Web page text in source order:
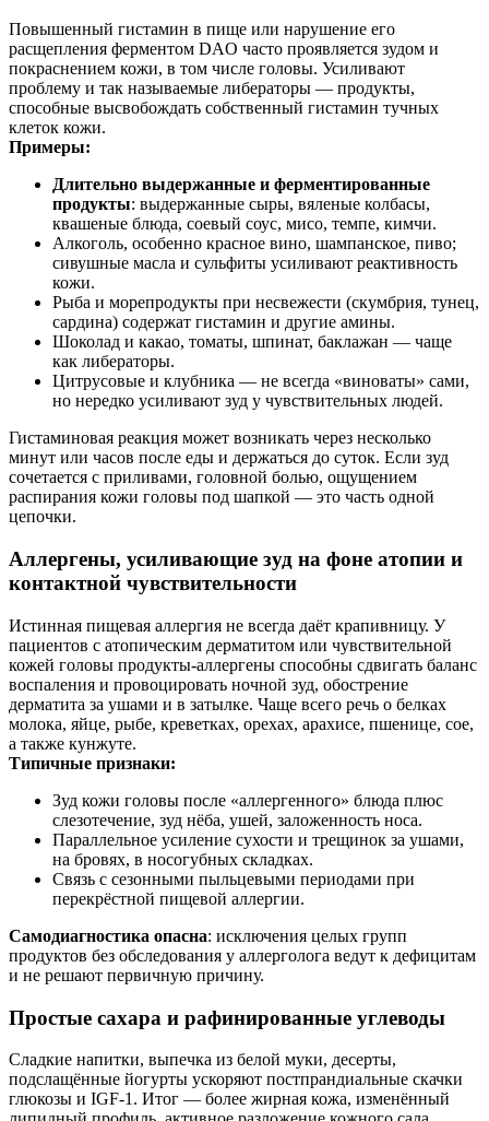
Повышенный гистамин в пище или нарушение его
расщепления ферментом DAO часто проявляется зудом и
покраснением кожи, в том числе головы. Усиливают
проблему и так называемые либераторы — продукты,
способные высвобождать собственный гистамин тучных
клеток кожи.
Примеры:
Длительно выдержанные и ферментированные
продукты: выдержанные сыры, вяленые колбасы,
квашеные блюда, соевый соус, мисо, темпе, кимчи.
Алкоголь, особенно красное вино, шампанское, пиво;
сивушные масла и сульфиты усиливают реактивность
кожи.
Рыба и морепродукты при несвежести (скумбрия, тунец,
сардина) содержат гистамин и другие амины.
Шоколад и какао, томаты, шпинат, баклажан — чаще
как либераторы.
Цитрусовые и клубника — не всегда «виноваты» сами,
но нередко усиливают зуд у чувствительных людей.
Гистаминовая реакция может возникать через несколько
минут или часов после еды и держаться до суток. Если зуд
сочетается с приливами, головной болью, ощущением
распирания кожи головы под шапкой — это часть одной
цепочки.
Аллергены, усиливающие зуд на фоне атопии и
контактной чувствительности
Истинная пищевая аллергия не всегда даёт крапивницу. У
пациентов с атопическим дерматитом или чувствительной
кожей головы продукты‑аллергены способны сдвигать баланс
воспаления и провоцировать ночной зуд, обострение
дерматита за ушами и в затылке. Чаще всего речь о белках
молока, яйце, рыбе, креветках, орехах, арахисе, пшенице, сое,
а также кунжуте.
Типичные признаки:
Зуд кожи головы после «аллергенного» блюда плюс
слезотечение, зуд нёба, ушей, заложенность носа.
Параллельное усиление сухости и трещинок за ушами,
на бровях, в носогубных складках.
Связь с сезонными пыльцевыми периодами при
перекрёстной пищевой аллергии.
Самодиагностика опасна: исключения целых групп
продуктов без обследования у аллерголога ведут к дефицитам
и не решают первичную причину.
Простые сахара и рафинированные углеводы
Сладкие напитки, выпечка из белой муки, десерты,
подслащённые йогурты ускоряют постпрандиальные скачки
глюкозы и IGF‑1. Итог — более жирная кожа, изменённый